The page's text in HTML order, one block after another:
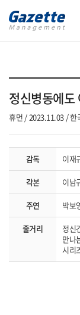
정신병동에도
휴먼 2023.11.03 한
감독 이재
각본 이남
주연 박보
줄거리
정신
만나
시리